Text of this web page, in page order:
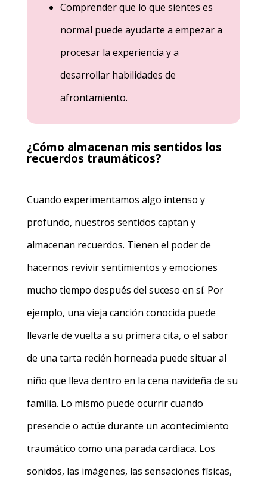
Comprender que lo que sientes es
normal puede ayudarte a empezar a
procesar la experiencia y a
desarrollar habilidades de
afrontamiento.
¿Cómo almacenan mis sentidos los
recuerdos traumáticos?
Cuando experimentamos algo intenso y
profundo, nuestros sentidos captan y
almacenan recuerdos. Tienen el poder de
hacernos revivir sentimientos y emociones
mucho tiempo después del suceso en sí. Por
ejemplo, una vieja canción conocida puede
llevarle de vuelta a su primera cita, o el sabor
de una tarta recién horneada puede situar al
niño que lleva dentro en la cena navideña de su
familia. Lo mismo puede ocurrir cuando
presencie o actúe durante un acontecimiento
traumático como una parada cardiaca. Los
sonidos, las imágenes, las sensaciones físicas,